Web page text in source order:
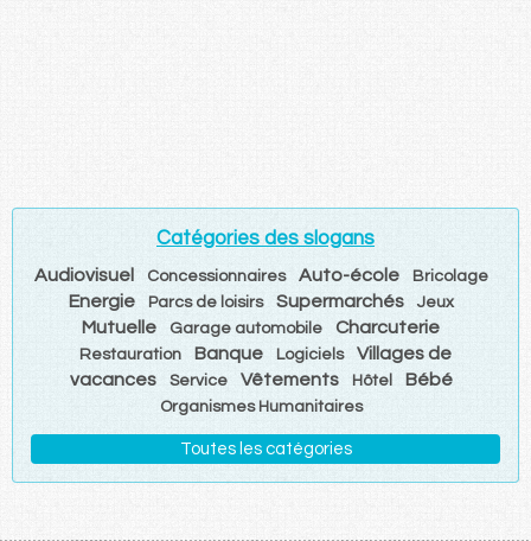
Catégories des slogans
Audiovisuel Concessionnaires Auto-école Bricolage
Energie Parcs de loisirs Supermarchés Jeux
Mutuelle Garage automobile Charcuterie
Restauration Banque Logiciels
Villages de
vacances
Service Vêtements Hôtel Bébé
Organismes Humanitaires
Toutes les catégories